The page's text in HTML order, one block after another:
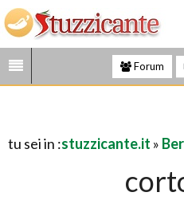
Forum
tu sei in :stuzzicante.it »